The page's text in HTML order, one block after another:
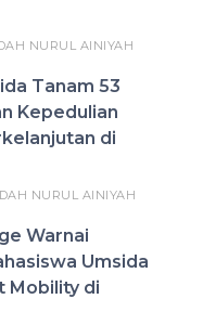
NURUL AINIYAH
Tanam 53
Kepedulian
di
NURUL AINIYAH
Warnai
Umsida
Mobility di